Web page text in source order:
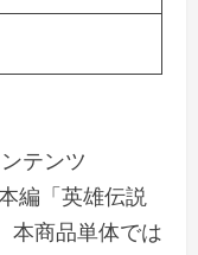
テンツ
編「英雄伝説
本商品単体では